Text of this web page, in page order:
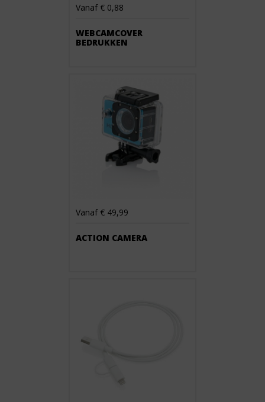
Vanaf € 0,88
WEBCAMCOVER
BEDRUKKEN
Vanaf € 49,99
ACTION CAMERA